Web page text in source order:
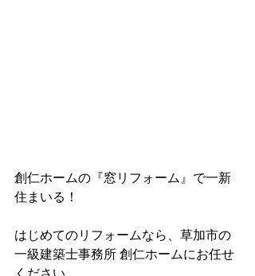
創仁ホームの『窓リフォーム』で一新
住まいる！
はじめてのリフォームなら、草加市の
一級建築士事務所 創仁ホームにお任せ
ください。